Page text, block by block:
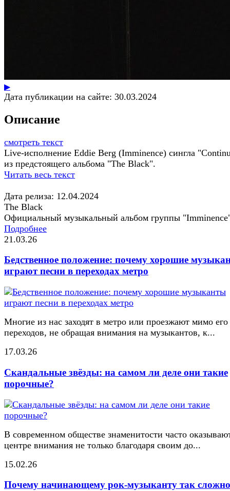
▶
Дата публикации на сайте: 30.03.2024
Описание
смотреть текст
Live-исполнение Eddie Berg (Imminence) сингла
из предстоящего альбома "The Black".
Читать весь текст
Дата релиза: 12.04.2024
The Black
Официальный музыкальный альбом группы
Подробнее
21.03.26
Бедственное положение: почему хорошие
играют песни в переходах метро
Многие из нас заходят в метро или проезжают мимо его
переходов, не обращая внимания на музыкантов, к...
17.03.26
Скандальные звёзды: на самом ли деле они такие
порочные?
В современном обществе знаменитости часто
центре внимания не только благодаря своим до...
15.02.26
Почему начинающему рок-музыканту так сложно